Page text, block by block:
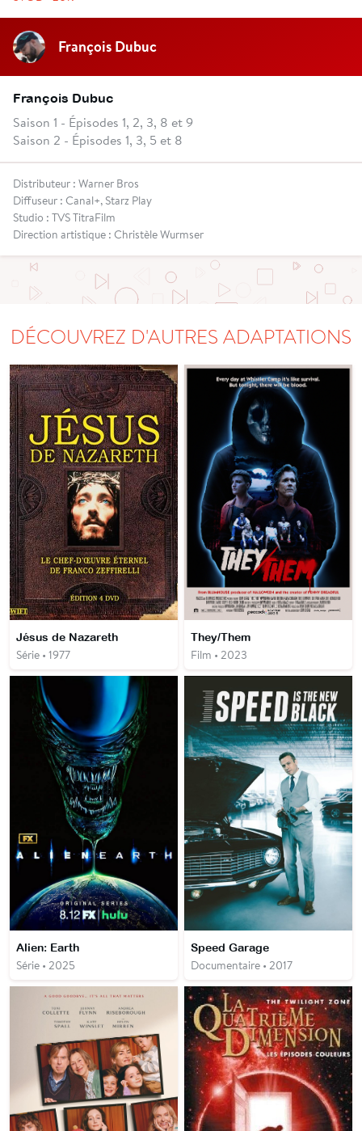
François Dubuc
François Dubuc
Saison 1 - Épisodes 1, 2, 3, 8 et 9
Saison 2 - Épisodes 1, 3, 5 et 8
Distributeur : Warner Bros
Diffuseur : Canal+, Starz Play
Studio : TVS TitraFilm
Direction artistique : Christèle Wurmser
DÉCOUVREZ D'AUTRES ADAPTATIONS
Jésus de Nazareth
Série • 1977
They/Them
Film • 2023
Alien: Earth
Série • 2025
Speed Garage
Documentaire • 2017